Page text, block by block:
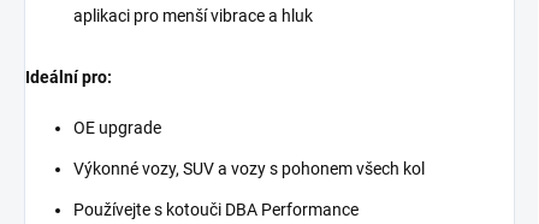
aplikaci pro menší vibrace a hluk
Ideální pro:
OE upgrade
Výkonné vozy, SUV a vozy s pohonem všech kol
Používejte s kotouči DBA Performance